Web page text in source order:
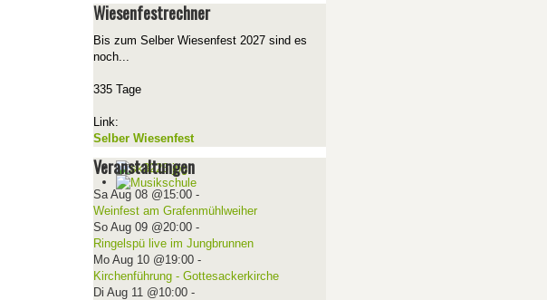
Wiesenfestrechner
Bis zum Selber Wiesenfest 2027 sind es
noch...
335 Tage
Link:
Selber Wiesenfest
Veranstaltungen
Sa Aug 08 @15:00-
Weinfest am Grafenmühlweiher
So Aug 09 @20:00-
Ringelspü live im Jungbrunnen
Mo Aug 10 @19:00-
Kirchenführung - Gottesackerkirche
Di Aug 11 @10:00-